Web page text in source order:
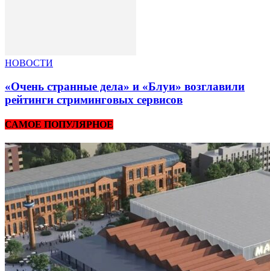
НОВОСТИ
«Очень странные дела» и «Блуи» возглавили
рейтинги стриминговых сервисов
САМОЕ ПОПУЛЯРНОЕ